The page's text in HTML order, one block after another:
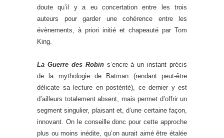
doute qu’il y a eu concertation entre les trois
auteurs pour garder une cohérence entre les
évènements, à priori initié et chapeauté par Tom
King.
La Guerre des Robins’encre à un instant précis
de la mythologie de Batman (rendant peut-être
délicate sa lecture en postérité), ce dernier y est
d’ailleurs totalement absent, mais permet d’offrir un
segment singulier, plaisant et, d’une certaine façon,
innovant. On le conseille donc pour cette approche
plus ou moins inédite, qu’on aurait aimé être étalée